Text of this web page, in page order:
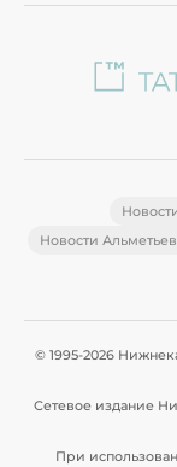
Новости
© 1995-2026
Сетевое издание
При